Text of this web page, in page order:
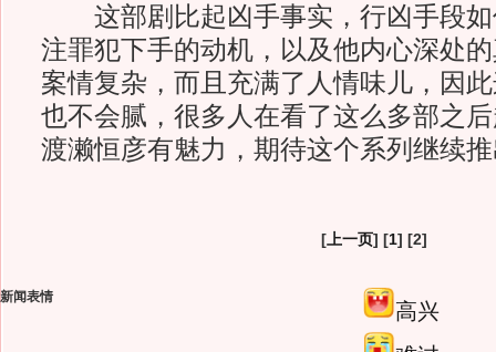
这部剧比起凶手事实，行凶手段如
注罪犯下手的动机，以及他内心深处
案情复杂，而且充满了人情味儿，因
也不会腻，很多人在看了这么多部之
渡濑恒彦有魅力，期待这个系列继续
[ 上一页] [1] [2]
新闻表情
高兴